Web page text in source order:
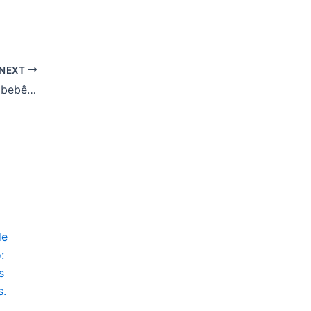
NEXT
Polícia Militar salva bebê engasgado na Zona Sul de Aracaju